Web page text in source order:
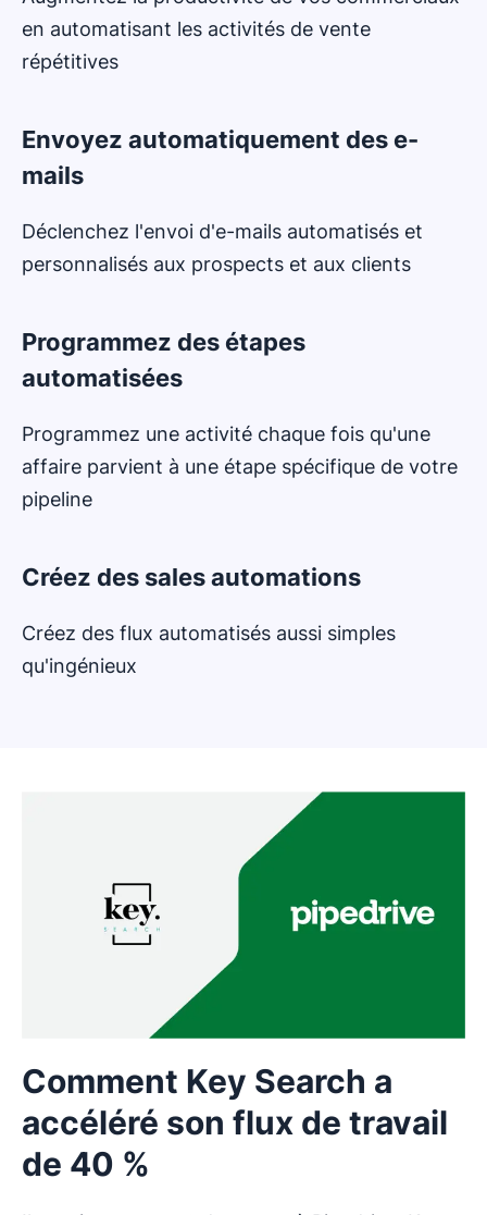
en automatisant les activités de vente
répétitives
Envoyez automatiquement des e-
mails
Déclenchez l'envoi d'e-mails automatisés et
personnalisés aux prospects et aux clients
Programmez des étapes
automatisées
Programmez une activité chaque fois qu'une
affaire parvient à une étape spécifique de votre
pipeline
Créez des sales automations
Créez des flux automatisés aussi simples
qu'ingénieux
Comment Key Search a
accéléré son flux de travail
de 40 %